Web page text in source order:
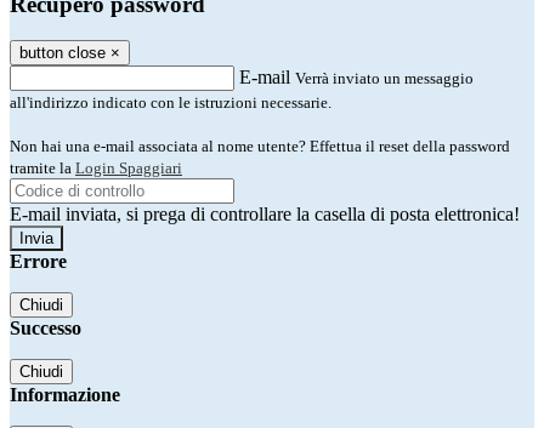
button close ×
E-mail Verrà inviato un messaggio
all'indirizzo indicato con le istruzioni necessarie.
Non hai una e-mail associata al nome utente? Effettua il reset della password
tramite la Login Spaggiari
E-mail inviata, si prega di controllare la casella di posta elettronica!
Errore
Chiudi
Successo
Chiudi
Informazione